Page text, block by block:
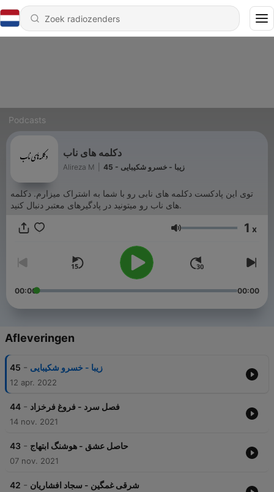
Podcasts
دکلمه‌ های ناب
Alireza M 45 - زیبا - خسرو شکیبایی
توی این پادکست دکلمه های نابی رو با شما به اشتراک میزارم. دکلمه
های ناب رو میتونید در پادگیرهای معتبر دنبال کنید.
Volume 1 x
00:00 00:00
Afleveringen
45 - زیبا - خسرو شکیبایی
12 apr. 2022
44 - فصل سرد - فروغ فرخزاد
14 nov. 2021
43 - حاصل عشق - هوشنگ ابتهاج
07 nov. 2021
42 - شرقی غمگین - سجاد افشاریان